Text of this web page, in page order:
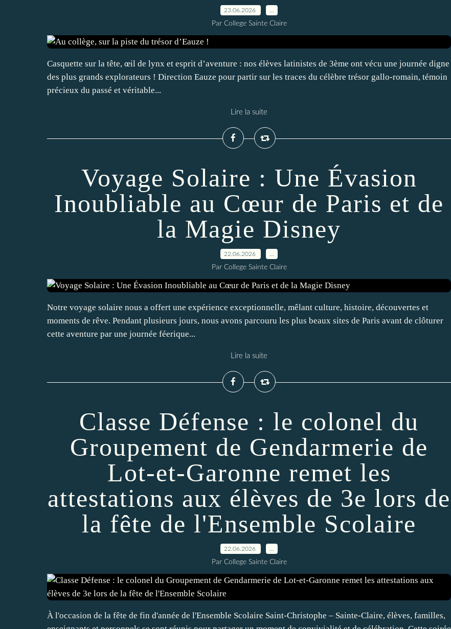
23.06.2026
Par College Sainte Claire
Casquette sur la tête, œil de lynx et esprit d’aventure : nos élèves latinistes de 3ème ont vécu une journée digne
des plus grands explorateurs ! Direction Eauze pour partir sur les traces du célèbre trésor gallo-romain, témoin
précieux du passé et véritable...
Lire la suite
Voyage Solaire : Une Évasion
Inoubliable au Cœur de Paris et de
la Magie Disney
22.06.2026
Par College Sainte Claire
Notre voyage solaire nous a offert une expérience exceptionnelle, mêlant culture, histoire, découvertes et
moments de rêve. Pendant plusieurs jours, nous avons parcouru les plus beaux sites de Paris avant de clôturer
cette aventure par une journée féerique...
Lire la suite
Classe Défense : le colonel du
Groupement de Gendarmerie de
Lot-et-Garonne remet les
attestations aux élèves de 3e lors de
la fête de l'Ensemble Scolaire
22.06.2026
Par College Sainte Claire
À l'occasion de la fête de fin d'année de l'Ensemble Scolaire Saint-Christophe – Sainte-Claire, élèves, familles,